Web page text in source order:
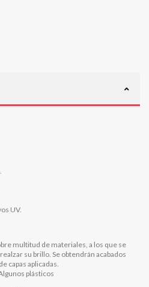
UV.
multitud de materiales, a los que se
su brillo. Se obtendrán acabados
capas aplicadas.
plásticos